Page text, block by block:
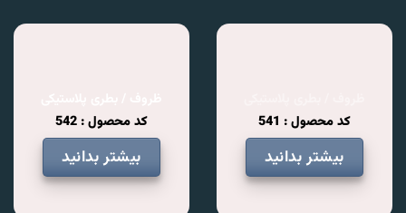
کد محصول : 541
بیشتر بدانید
کد محصول : 542
بیشتر بدانید